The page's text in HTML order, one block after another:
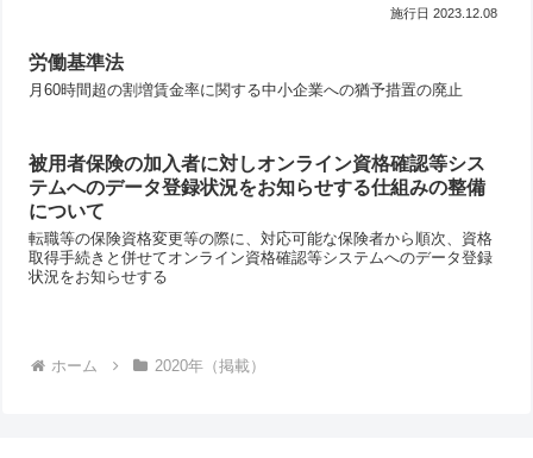
2023.12.08
労働基準法
月60時間超の割増賃金率に関する中小企業への猶予措置の廃止
被用者保険の加入者に対しオンライン資格確認等シス
テムへのデータ登録状況をお知らせする仕組みの整備
について
転職等の保険資格変更等の際に、対応可能な保険者から順次、資格
取得手続きと併せてオンライン資格確認等システムへのデータ登録
状況をお知らせする
ホーム 2020年（掲載）